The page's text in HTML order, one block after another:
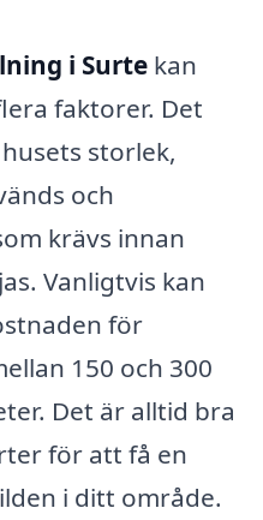
i Surte kan
faktorer. Det
storlek,
och
krävs innan
Vanligtvis kan
för
150 och 300
Det är alltid bra
för att få en
i ditt område.